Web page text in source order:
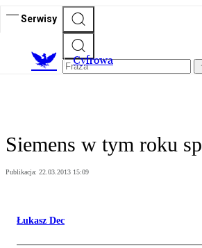
Serwisy
Cyfrowa
Siemens w tym roku
Publikacja: 22.03.2013 15:09
Łukasz Dec